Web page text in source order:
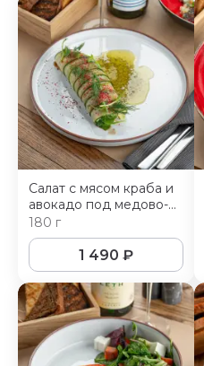
Салат с мясом краба и
авокадо под медово-
яблочной заправкой
180 г
1 490 ₽